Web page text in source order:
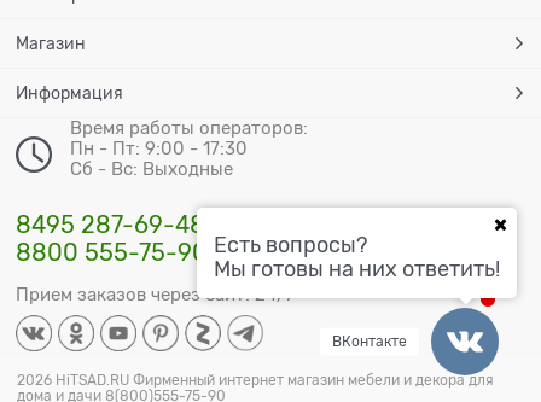
Магазин
Информация
Время работы операторов:
Пн - Пт: 9:00 - 17:30
Сб - Вс: Выходные
8495 287-69-48
8800 555-75-90
Прием заказов через сайт: 24/7
2026 HiTSAD.RU Фирменный интернет магазин мебели и декора для
дома и дачи 8(800)555-75-90
Есть вопросы?
Мы готовы на них ответить!
ВКонтакте